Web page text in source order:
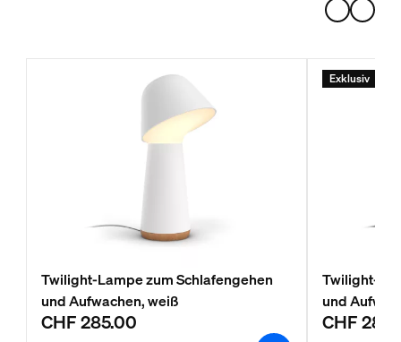
Twilight-Lampe zum Schlafengehen
und Aufwachen, weiß
CHF 285.00
Exklusiv
Twilight-
und
CHF